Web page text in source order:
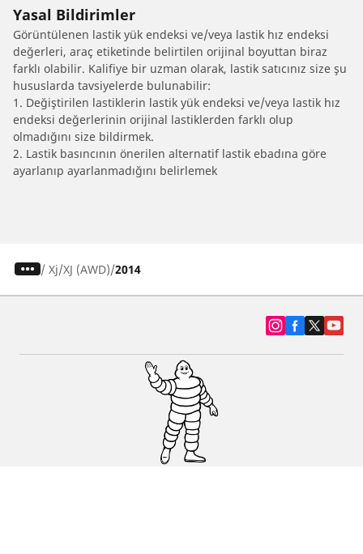
Yasal Bildirimler
Görüntülenen lastik yük endeksi ve/veya lastik hız endeksi
değerleri, araç etiketinde belirtilen orijinal boyuttan biraz
farklı olabilir. Kalifiye bir uzman olarak, lastik satıcınız size şu
hususlarda tavsiyelerde bulunabilir:
1. Değiştirilen lastiklerin lastik yük endeksi ve/veya lastik hız
endeksi değerlerinin orijinal lastiklerden farklı olup
olmadığını size bildirmek.
2. Lastik basıncının önerilen alternatif lastik ebadına göre
ayarlanıp ayarlanmadığını belirlemek
/ Xj XJ (AWD) 2014